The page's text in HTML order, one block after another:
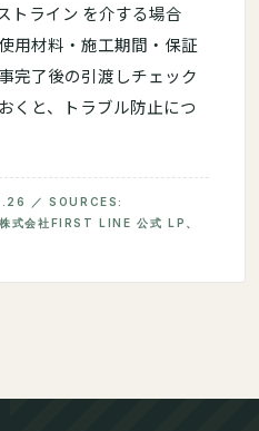
トライン を介する場合
用材料・施工期間・保証
完了後の引渡しチェック
くと、トラブル防止につ
／ SOURCES:
式会社FIRST LINE 公式 LP、